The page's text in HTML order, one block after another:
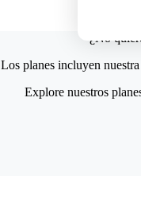
¿No
Los planes incluyen nuestra
Explore nuestros